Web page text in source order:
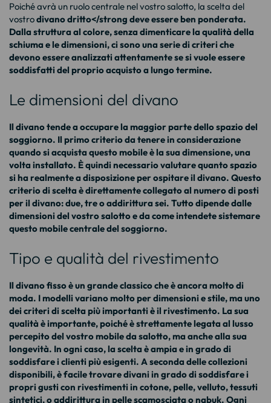
Poiché avrà un ruolo centrale nel vostro salotto, la scelta del
vostrodivano dritto</strong deve essere ben ponderata.
Dalla struttura al colore, senza dimenticare la qualità della
schiuma e le dimensioni, ci sono una serie di criteri che
devono essere analizzati attentamente se si vuole essere
soddisfatti del proprio acquisto a lungo termine.
Le dimensioni del divano
Il divano tende a occupare la maggior parte dello spazio del
soggiorno. Il primo criterio da tenere in considerazione
quando si acquista questo mobile è la sua dimensione, una
volta installato. È quindi necessario valutare quanto spazio
si ha realmente a disposizione per ospitare il divano. Questo
criterio di scelta è direttamente collegato al numero di posti
per il divano: due, tre o addirittura sei. Tutto dipende dalle
dimensioni del vostro salotto e da come intendete sistemare
questo mobile centrale del soggiorno.
Tipo e qualità del rivestimento
Il divano fisso è un grande classico che è ancora molto di
moda. I modelli variano molto per dimensioni e stile, ma uno
dei criteri di scelta più importanti è il rivestimento. La sua
qualità è importante, poiché è strettamente legata al lusso
percepito del vostromobile da salotto, ma anche alla sua
longevità. In ogni caso, la scelta è ampia e in grado di
soddisfare i clienti più esigenti. A seconda delle collezioni
disponibili, è facile trovaredivani in grado di soddisfare i
propri gusti con rivestimenti in cotone, pelle, velluto, tessuti
sintetici, o addirittura in pelle scamosciata o nabuk. Ogni